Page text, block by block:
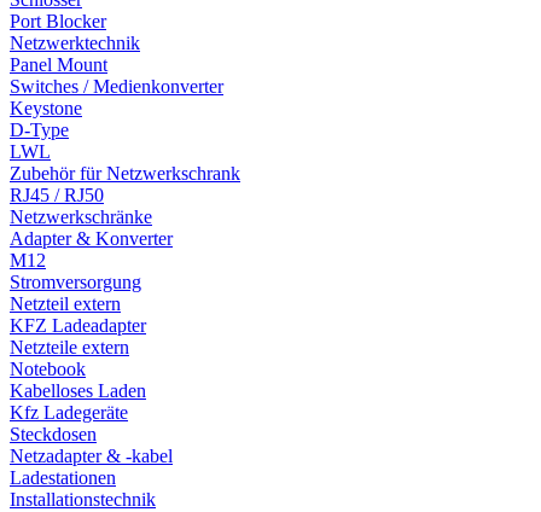
Port Blocker
Netzwerktechnik
Panel Mount
Switches / Medienkonverter
Keystone
D-Type
LWL
Zubehör für Netzwerkschrank
RJ45 / RJ50
Netzwerkschränke
Adapter & Konverter
M12
Stromversorgung
Netzteil extern
KFZ Ladeadapter
Netzteile extern
Notebook
Kabelloses Laden
Kfz Ladegeräte
Steckdosen
Netzadapter & -kabel
Ladestationen
Installationstechnik